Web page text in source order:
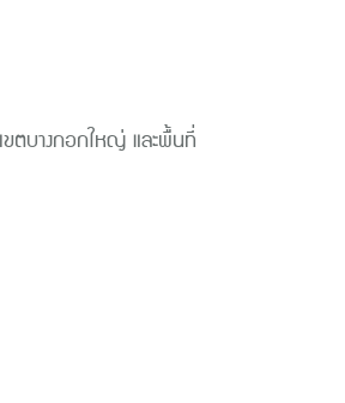
ตบางกอกใหญ่ และพื้นที่